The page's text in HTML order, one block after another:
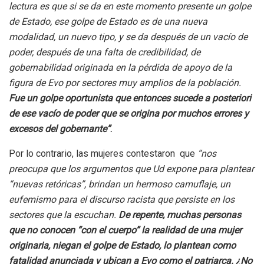
lectura es que si se da en este momento presente un golpe
de Estado, ese golpe de Estado es de una nueva
modalidad, un nuevo tipo, y se da después de un vacío de
poder, después de una falta de credibilidad, de
gobernabilidad originada en la pérdida de apoyo de la
figura de Evo por sectores muy amplios de la población.
Fue un golpe oportunista que entonces sucede a posteriori
de ese vacío de poder que se origina por muchos errores y
excesos del gobernante”.
Por lo contrario, las mujeres contestaron que “nos
preocupa que los argumentos que Ud expone para plantear
“nuevas retóricas”, brindan un hermoso camuflaje, un
eufemismo para el discurso racista que persiste en los
sectores que la escuchan. De repente, muchas personas
que no conocen “con el cuerpo” la realidad de una mujer
originaria, niegan el golpe de Estado, lo plantean como
fatalidad anunciada y ubican a Evo como el patriarca. ¿No